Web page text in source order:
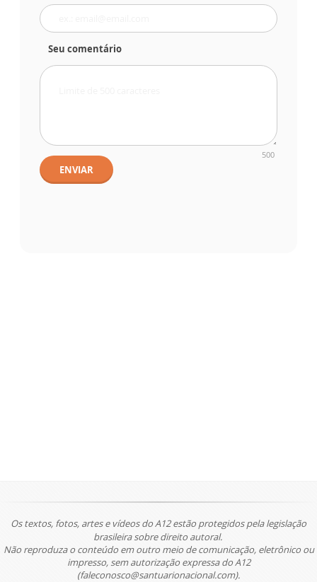
Seu comentário
500
ENVIAR
Os textos, fotos, artes e vídeos do A12 estão protegidos pela legislação
brasileira sobre direito autoral.
Não reproduza o conteúdo em outro meio de comunicação, eletrônico ou
impresso, sem autorização expressa do A12
(faleconosco@santuarionacional.com).